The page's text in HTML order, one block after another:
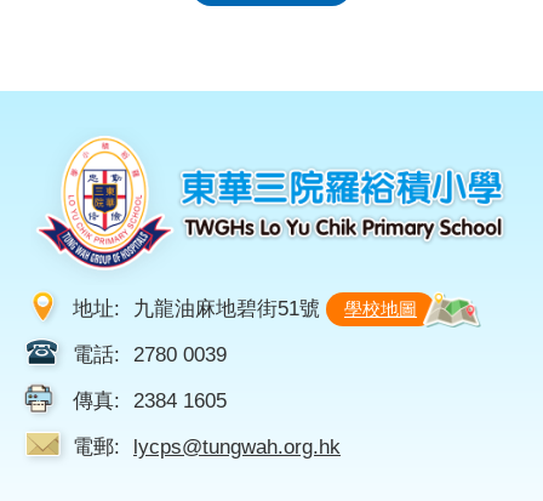
地址: 九龍油麻地碧街51號 學校地圖
電話: 2780 0039
傳真: 2384 1605
電郵: lycps@tungwah.org.hk